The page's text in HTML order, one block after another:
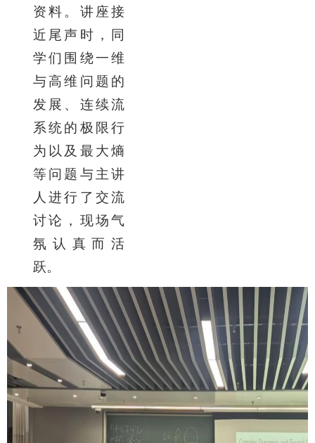
资料。讲座接
近尾声时，同
学们围绕一维
与高维问题的
发展、连续流
系统的极限行
为以及最大熵
等问题与主讲
人进行了交流
讨论，现场气
氛认真而活
跃。